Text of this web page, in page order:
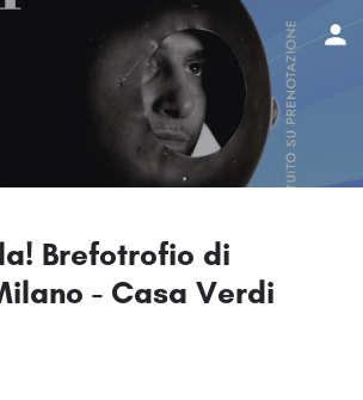
Brefotrofio di
- Casa Verdi